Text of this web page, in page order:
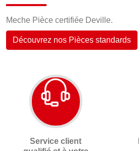
Meche Pièce certifiée Deville.
Découvrez nos Pièces standards
Service client